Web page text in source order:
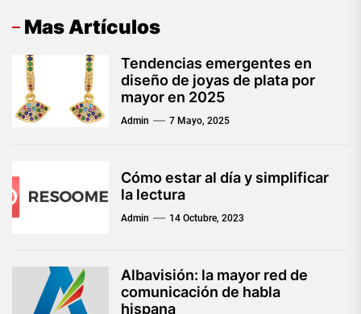
Mas Artículos
Tendencias emergentes en
diseño de joyas de plata por
mayor en 2025
Admin 7 Mayo, 2025
Cómo estar al día y simplificar
la lectura
Admin 14 Octubre, 2023
Albavisión: la mayor red de
comunicación de habla
hispana